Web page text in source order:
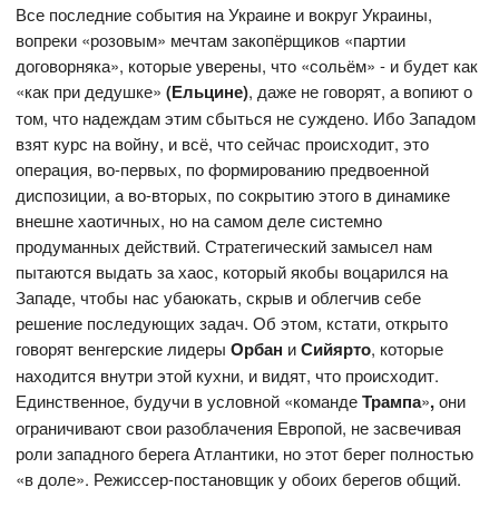
Все последние события на Украине и вокруг Украины,
вопреки «розовым» мечтам закопёрщиков «партии
договорняка», которые уверены, что «сольём» - и будет как
«как при дедушке»(Ельцине), даже не говорят, а вопиют о
том, что надеждам этим сбыться не суждено. Ибо Западом
взят курс на войну, и всё, что сейчас происходит, это
операция, во-первых, по формированию предвоенной
диспозиции, а во-вторых, по сокрытию этого в динамике
внешне хаотичных, но на самом деле системно
продуманных действий. Стратегический замысел нам
пытаются выдать за хаос, который якобы воцарился на
Западе, чтобы нас убаюкать, скрыв и облегчив себе
решение последующих задач. Об этом, кстати, открыто
говорят венгерские лидерыОрбан иСийярто, которые
находится внутри этой кухни, и видят, что происходит.
Единственное, будучи в условной «командеТрампа»,они
ограничивают свои разоблачения Европой, не засвечивая
роли западного берега Атлантики, но этот берег полностью
«в доле». Режиссер-постановщик у обоих берегов общий.